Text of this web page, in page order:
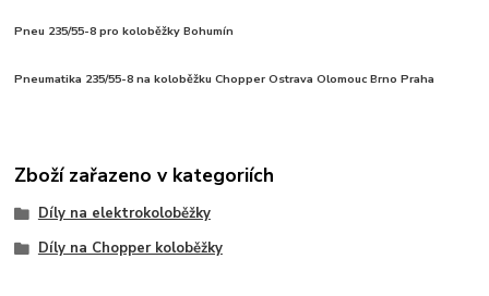
Pneu 235/55-8 pro koloběžky Bohumín
Pneumatika 235/55-8 na koloběžku Chopper Ostrava Olomouc Brno Praha
Zboží zařazeno v kategoriích
Díly na elektrokoloběžky
Díly na Chopper koloběžky